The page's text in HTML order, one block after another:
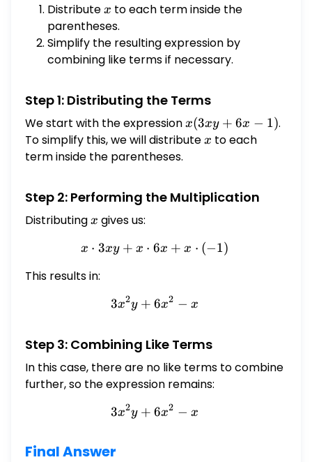
Distributex
x to each term inside the
parentheses.
Simplify the resulting expression by
combining like terms if necessary.
Step 1: Distributing the Terms
We start with the expressionx(3xy
+ 6x
x(3xy + 6x − 1).
To simplify this, we will distributex
x to each
term inside the parentheses.
Step 2: Performing the Multiplication
Distributingx
x gives us:
x \cdot 3xy + x \cdot 6x
x ⋅ 3xy + x ⋅ 6x + x ⋅ (−1)
This results in:
3x^2y + 6x^2 - x
3x2y + 6x2 − x
Step 3: Combining Like Terms
In this case, there are no like terms to combine
further, so the expression remains:
3x^2y + 6x^2 - x
3x2y + 6x2 − x
Final Answer